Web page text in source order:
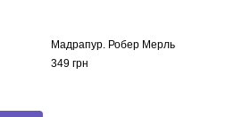
Мадрапур. Робер Мерль
349 грн